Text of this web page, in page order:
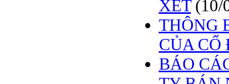
XÉT (10/
THÔNG
CỦA CỔ
BÁO